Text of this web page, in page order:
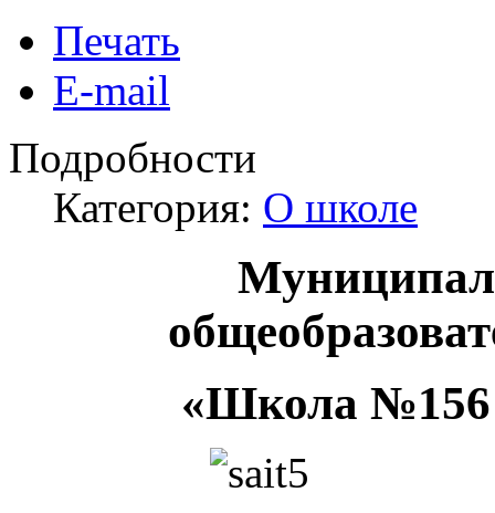
Печать
E-mail
Подробности
Категория: О школе
«Школа №156